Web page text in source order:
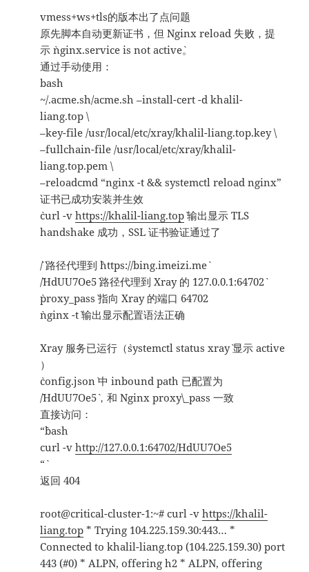
vmess+ws+tls的版本出了点问题
原先脚本自动更新证书，但 Nginx reload 失败，提
示 `nginx.service is not active`。
通过手动使用：
bash
~/.acme.sh/acme.sh –install-cert -d khalil-
liang.top \
–key-file /usr/local/etc/xray/khalil-liang.top.key \
–fullchain-file /usr/local/etc/xray/khalil-
liang.top.pem \
–reloadcmd “nginx -t && systemctl reload nginx”
证书已成功安装并生效
`curl -vhttps://khalil-liang.top` 输出显示 TLS
handshake 成功，SSL 证书验证通过了
`/` 路径代理到 `https://bing.imeizi.me`
`/HdUU7Oe5` 路径代理到 Xray 的 `127.0.0.1:64702`
`proxy_pass` 指向 Xray 的端口 64702
`nginx -t` 输出显示配置语法正确
Xray 服务已运行（`systemctl status xray` 显示 active
）
`config.json` 中 inbound path 已配置为
`/HdUU7Oe5`，和 Nginx proxy\_pass 一致
直接访问：
“`bash
curl -vhttp://127.0.0.1:64702/HdUU7Oe5
“`
返回 404
root@critical-cluster-1:~# curl -vhttps://khalil-
liang.top * Trying 104.225.159.30:443… *
Connected to khalil-liang.top (104.225.159.30) port
443 (#0) * ALPN, offering h2 * ALPN, offering